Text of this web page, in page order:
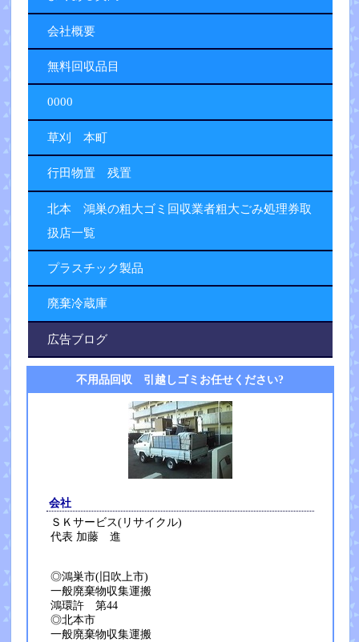
会社概要
無料回収品目
0000
草刈 本町
行田物置 残置
北本 鴻巣の粗大ゴミ回収業者粗大ごみ処理券取
扱店一覧
プラスチック製品
廃棄冷蔵庫
広告ブログ
不用品回収 引越しゴミお任せください?
会社
ＳＫサービス(リサイクル)
代表 加藤 進
◎鴻巣市(旧吹上市)
一般廃棄物収集運搬
鴻環許 第44
◎北本市
一般廃棄物収集運搬